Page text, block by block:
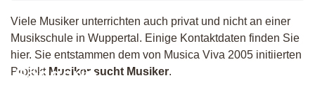
Viele Musiker unterrichten auch privat und nicht an einer
Musikschule in Wuppertal. Einige Kontaktdaten finden Sie
hier. Sie entstammen dem von Musica Viva 2005 initiierten
Projekt Musiker sucht Musiker.
Sängerin